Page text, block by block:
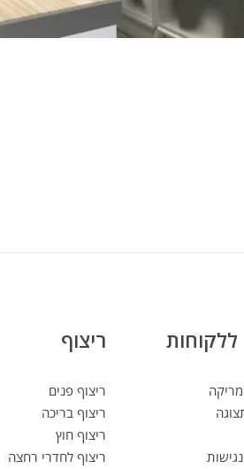
ללקוחות ריצוף
ריצוף פנים
ריצוף בריכה
ריצוף חוץ
ריצוף לחדרי רחצה